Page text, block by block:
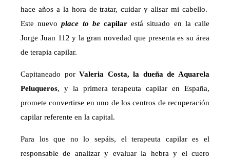
hace años a la hora de tratar, cuidar y alisar mi cabello.
Este nuevo place to becapilar está situado en la calle
Jorge Juan 112 y la gran novedad que presenta es su área
de terapia capilar.
Capitaneado porValeria Costa, la dueña de Aquarela
Peluqueros, y la primera terapeuta capilar en España,
promete convertirse en uno de los centros de recuperación
capilar referente en la capital.
Para los que no lo sepáis, el terapeuta capilar es el
responsable de analizar y evaluar la hebra y el cuero